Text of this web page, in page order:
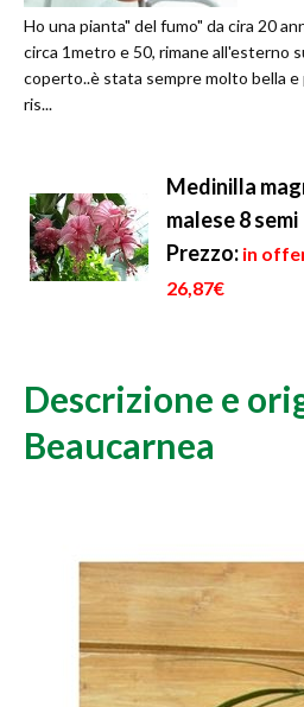
Ho una pianta" del fumo" da cira 20
circa 1metro e 50, rimane all'esterno
coperto..è stata sempre molto bella
ris...
Medinilla
malese 8 semi
Prezzo: in
26,87€
Descrizione e
Beaucarnea